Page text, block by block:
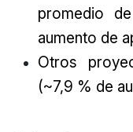
promedio
aumento de
Otros
(~7,9 % de